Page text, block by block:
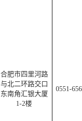
合肥市四里河路
与北二环路交口
东南角汇银大厦
1-2楼
0551-